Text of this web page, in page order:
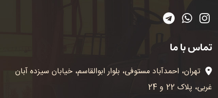
تماس با ما
تهران، احمدآباد مستوفی، بلوار ابوالقاسم، خیابان سیزده آبان
غربی، پلاک 22 و 24